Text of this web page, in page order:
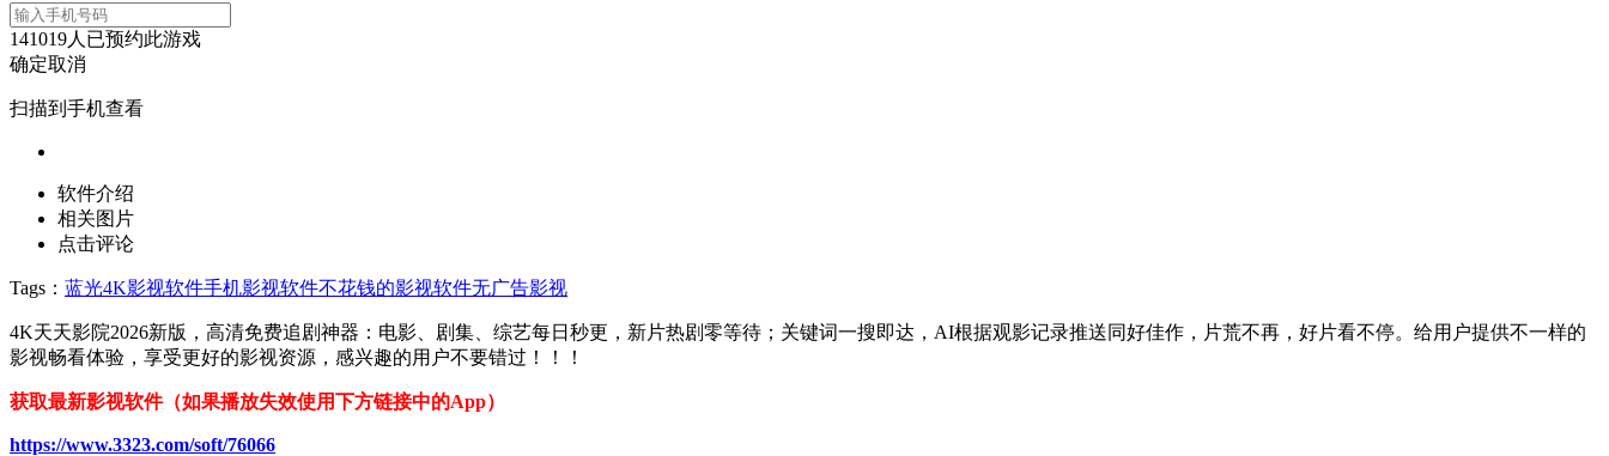
141019人已预约此游戏
确定取消
扫描到手机查看
软件介绍
相关图片
点击评论
Tags： 蓝光4K影视软件手机影视软件不花钱的影视软件无广告影视
4K天天影院2026新版，高清免费追剧神器：电影、剧集、综艺每日秒更，新片热剧零等待；关键词一搜即达，AI根据观影记录推送同好佳作，片荒不再，好片看不停。给用户提供不一样的
影视畅看体验，享受更好的影视资源，感兴趣的用户不要错过！！！
获取最新影视软件（如果播放失效使用下方链接中的App）
https://www.3323.com/soft/76066